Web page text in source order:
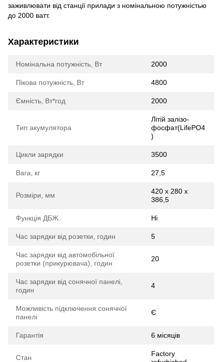
заживлювати від станції прилади з номінальною потужністью
до 2000 ватт.
Характеристики
Номінальна потужність, Вт 2000
Пікова потужність, Вт 4800
Ємність, Вт*год 2000
Тип акумулятора
Літій залізо-
фосфат(LifePO4
)
Цикли зарядки 3500
Вага, кг 27,5
Розміри, мм
420 x 280 x
386,5
Функція ДБЖ Ні
Час зарядки від розетки, годин 5
Час зарядки від автомобільної
розетки (прикурювача), годин
20
Час зарядки від сонячної панелі,
годин
4
Можливість підключення сонячної
панелі
Є
Гарантія 6 місяців
Стан
Factory